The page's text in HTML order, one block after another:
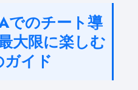
でのチート導
大限に楽しむ
イド